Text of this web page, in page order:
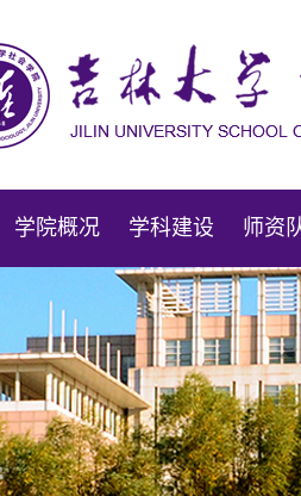
学院概况 学科建设 师资